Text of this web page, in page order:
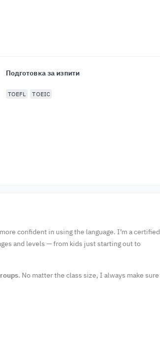
Подготовка за изпити
TOEFL TOEIC
confident in using the language. I’m a certified
and levels — from kids just starting out to
. No matter the class size, I always make sure